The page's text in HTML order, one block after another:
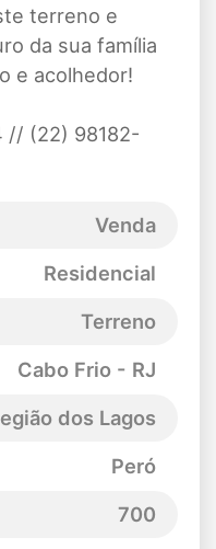
terreno e
da sua família
e acolhedor!
// (22) 98182-
Venda
Residencial
Terreno
Cabo Frio - RJ
dos Lagos
Peró
700